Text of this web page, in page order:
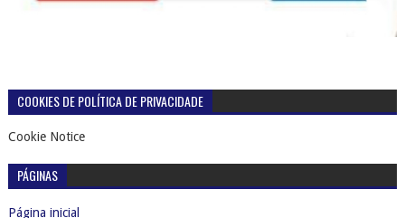
COOKIES DE POLÍTICA DE PRIVACIDADE
Cookie Notice
PÁGINAS
Página inicial